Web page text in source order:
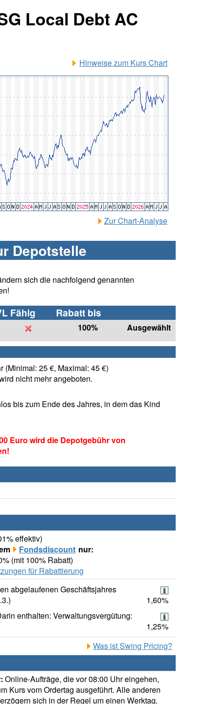
Local Debt AC
Hinweise zum Kurs Chart
Zur Chart-Analyse
Depotstelle
sich die nachfolgend genannten
Fähig Rabatt bis
100% Ausgewählt
(Minimal: 25 €, Maximal: 45 €)
nicht mehr angeboten.
bis zum Ende des Jahres, in dem das Kind
Euro wird die Depotgebühr von
effektiv)
Fondsdiscount nur:
(mit 100% Rabatt)
für Rabattierung
abgelaufenen Geschäftsjahres
1,60%
enthalten: Verwaltungsvergütung:
1,25%
Was ist Swing Pricing?
Online-Aufträge, die vor 08:00 Uhr eingehen,
Kurs vom Ordertag ausgeführt. Alle anderen
sich in der Regel um einen Werktag.